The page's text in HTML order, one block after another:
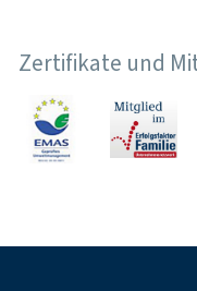
Zertifikate und